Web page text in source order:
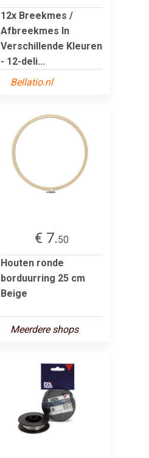
12x Breekmes /
Afbreekmes In
Verschillende Kleuren
- 12-deli...
Bellatio.nl
€ 7.50
Houten ronde
borduurring 25 cm
Beige
Meerdere shops